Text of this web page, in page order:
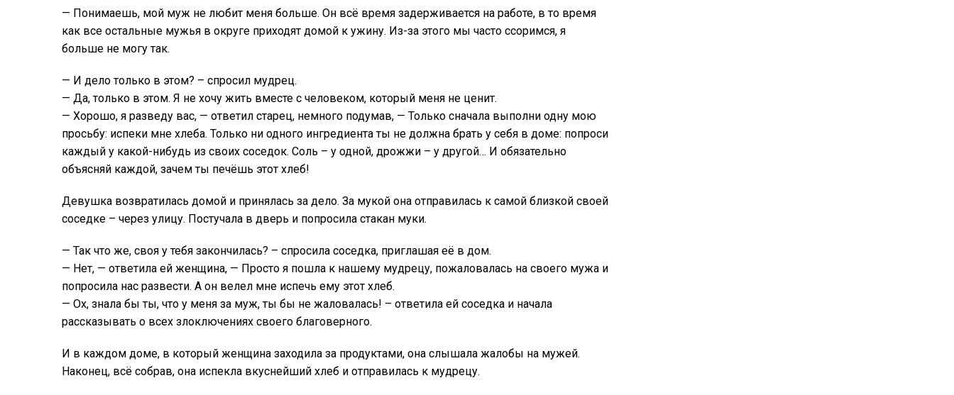
— Понимаешь, мой муж не любит меня больше. Он всё время задерживается на работе, в то время
как все остальные мужья в округе приходят домой к ужину. Из-за этого мы часто ссоримся, я
больше не могу так.
— И дело только в этом? – спросил мудрец.
— Да, только в этом. Я не хочу жить вместе с человеком, который меня не ценит.
— Хорошо, я разведу вас, — ответил старец, немного подумав, — Только сначала выполни одну мою
просьбу: испеки мне хлеба. Только ни одного ингредиента ты не должна брать у себя в доме: попроси
каждый у какой-нибудь из своих соседок. Соль – у одной, дрожжи – у другой… И обязательно
объясняй каждой, зачем ты печёшь этот хлеб!
Девушка возвратилась домой и принялась за дело. За мукой она отправилась к самой близкой своей
соседке – через улицу. Постучала в дверь и попросила стакан муки.
— Так что же, своя у тебя закончилась? – спросила соседка, приглашая её в дом.
— Нет, — ответила ей женщина, — Просто я пошла к нашему мудрецу, пожаловалась на своего мужа и
попросила нас развести. А он велел мне испечь ему этот хлеб.
— Ох, знала бы ты, что у меня за муж, ты бы не жаловалась! – ответила ей соседка и начала
рассказывать о всех злоключениях своего благоверного.
И в каждом доме, в который женщина заходила за продуктами, она слышала жалобы на мужей.
Наконец, всё собрав, она испекла вкуснейший хлеб и отправилась к мудрецу.